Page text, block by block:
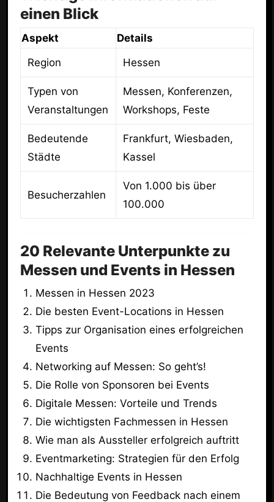
einen Blick
Aspekt
Details
Region
Hessen
Typen von
Veranstaltungen
Messen, Konferenzen,
Workshops, Feste
Bedeutende
Städte
Frankfurt, Wiesbaden,
Kassel
Besucherzahlen
Von 1.000 bis über
100.000
20 Relevante Unterpunkte zu
Messen und Events in Hessen
Messen in Hessen 2023
Die besten Event-Locations in Hessen
Tipps zur Organisation eines erfolgreichen
Events
Networking auf Messen: So geht’s!
Die Rolle von Sponsoren bei Events
Digitale Messen: Vorteile und Trends
Die wichtigsten Fachmessen in Hessen
Wie man als Aussteller erfolgreich auftritt
Eventmarketing: Strategien für den Erfolg
Nachhaltige Events in Hessen
Die Bedeutung von Feedback nach einem